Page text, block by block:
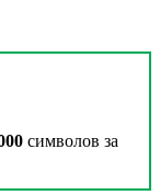
символов за